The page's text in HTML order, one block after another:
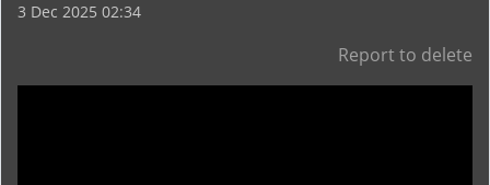
3 Dec 2025 02:34
Report to delete